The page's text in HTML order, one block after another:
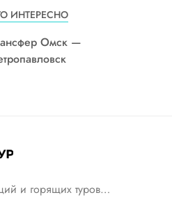
ИНТЕРЕСНО
Омск —
и горящих туров…